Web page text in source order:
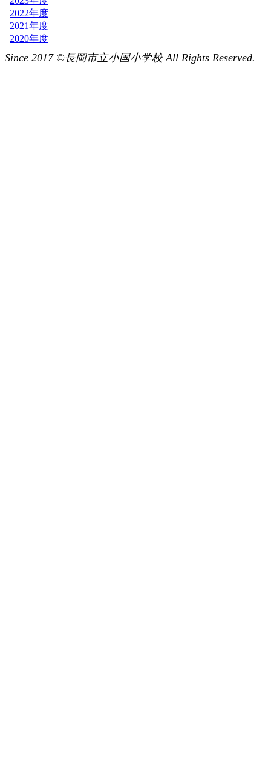
Since 2017 ©長岡市立小国小学校 All Rights Reserved.